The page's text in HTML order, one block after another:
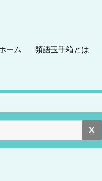
ーム 類語玉手箱とは